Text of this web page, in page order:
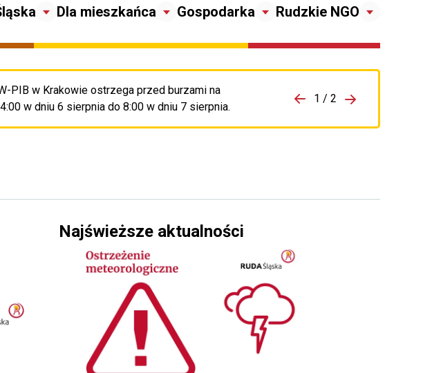
Dla mieszkańca Gospodarka Rudzkie NGO
PIB w Krakowie ostrzega przed burzami na
w dniu 6 sierpnia do 8:00 w dniu 7 sierpnia.
Przejdź do porzpedniego komunikatu 1 / 2
Przejdź do
Najświeższe aktualności